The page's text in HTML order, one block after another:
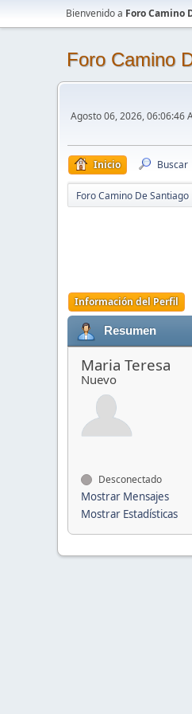
Bienvenido a Foro Camino
Foro Camino
Agosto 06, 2026, 06:06:46
Inicio Buscar
Foro Camino De Santiago
Información del Perfil
Resumen
Maria Teresa
Nuevo
Desconectado
Mostrar Mensajes
Mostrar Estadísticas